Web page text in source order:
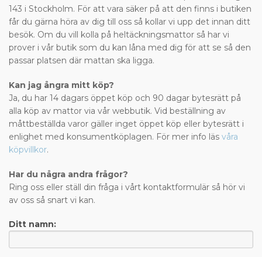
143 i Stockholm. För att vara säker på att den finns i butiken
får du gärna höra av dig till oss så kollar vi upp det innan ditt
besök. Om du vill kolla på heltäckningsmattor så har vi
prover i vår butik som du kan låna med dig för att se så den
passar platsen där mattan ska ligga.
Kan jag ångra mitt köp?
Ja, du har 14 dagars öppet köp och 90 dagar bytesrätt på
alla köp av mattor via vår webbutik. Vid beställning av
måttbeställda varor gäller inget öppet köp eller bytesrätt i
enlighet med konsumentköplagen. För mer info läs våra
köpvillkor.
Har du några andra frågor?
Ring oss eller ställ din fråga i vårt kontaktformulär så hör vi
av oss så snart vi kan.
Ditt namn: